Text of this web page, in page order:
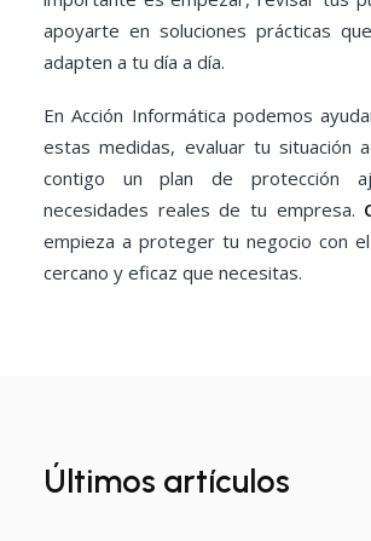
apoyarte en soluciones prácticas
adapten a tu día a día.
En Acción Informática podemos
estas medidas, evaluar tu situación
contigo un plan de protección
necesidades reales de tu empresa.
empieza a proteger tu negocio con
cercano y eficaz que necesitas.
Últimos artículos